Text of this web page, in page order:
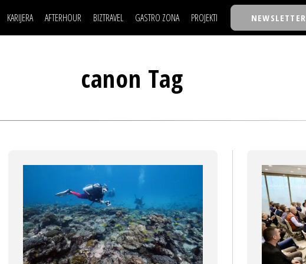
KARIJERA
USAVRŠAVANJE
AFTERHOUR
STIL
BIZTRAVEL GASTRO ZONA PROJEKTI
BACK TO OFFICE/SCHOOL
BMW BIZNIS LIGA
BIZLIFE WEEK
IZJAVA GODINE
NEWSLETTER
POSAO
FILM I SCENA
NAJKOLEGA
BIZLIFE WEEK
canon Tag